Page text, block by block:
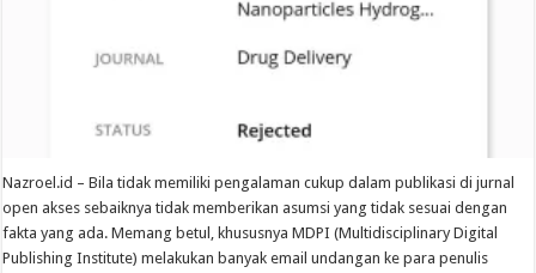
Nazroel.id – Bila tidak memiliki pengalaman cukup dalam publikasi di jurnal
open akses sebaiknya tidak memberikan asumsi yang tidak sesuai dengan
fakta yang ada. Memang betul, khususnya MDPI (Multidisciplinary Digital
Publishing Institute) melakukan banyak email undangan ke para penulis